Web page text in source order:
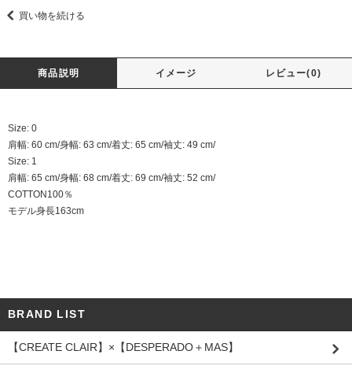
買い物を続ける
商品説明 イメージ レビュー(0)
Size: 0
肩幅: 60 cm/身幅: 63 cm/着丈: 65 cm/袖丈: 49 cm/
Size: 1
肩幅: 65 cm/身幅: 68 cm/着丈: 69 cm/袖丈: 52 cm/
COTTON100％
モデル身長163cm
BRAND LIST
【CREATE CLAIR】×【DESPERADO＋MAS】